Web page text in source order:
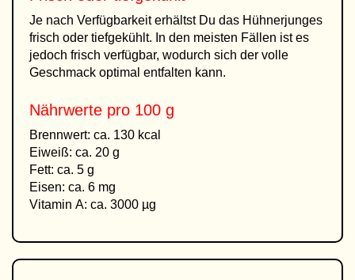
Je nach Verfügbarkeit erhältst Du das Hühnerjunges
frisch oder tiefgekühlt. In den meisten Fällen ist es
jedoch frisch verfügbar, wodurch sich der volle
Geschmack optimal entfalten kann.
Nährwerte pro 100 g
Brennwert: ca. 130 kcal
Eiweiß: ca. 20 g
Fett: ca. 5 g
Eisen: ca. 6 mg
Vitamin A: ca. 3000 µg